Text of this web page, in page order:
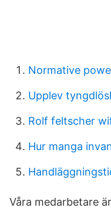
Normative
Upplev
Rolf feltscher
Hur manga
Våra medarbetare